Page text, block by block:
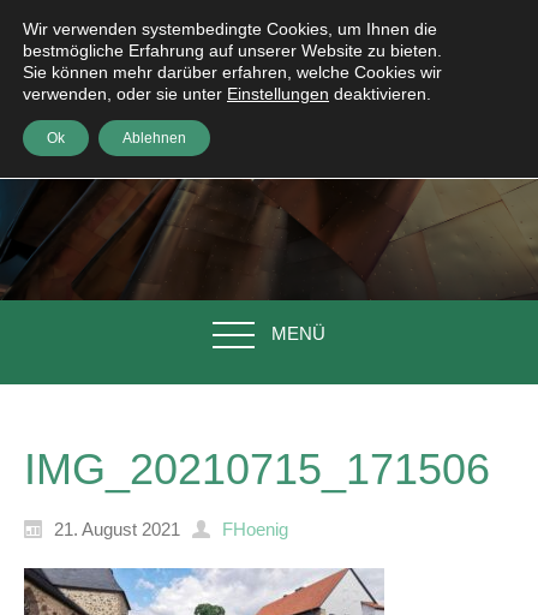
MENÜ
IMG_20210715_171506
21. August 2021 FHoenig
Wir verwenden systembedingte Cookies, um Ihnen die
bestmögliche Erfahrung auf unserer Website zu bieten.
Sie können mehr darüber erfahren, welche Cookies wir
verwenden, oder sie unter Einstellungen deaktivieren.
Ok Ablehnen